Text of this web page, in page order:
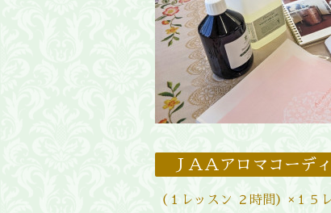
ＪＡＡアロマコーデ
（１レッスン ２時間）×１５